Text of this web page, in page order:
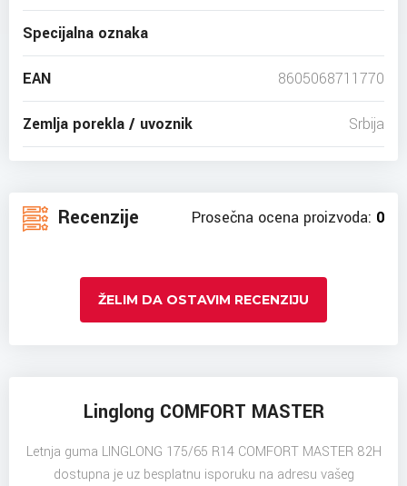
Specijalna oznaka
EAN 8605068711770
Zemlja porekla / uvoznik Srbija
Recenzije Prosečna ocena proizvoda: 0
ŽELIM DA OSTAVIM RECENZIJU
Linglong COMFORT MASTER
Letnja guma LINGLONG 175/65 R14 COMFORT MASTER 82H
dostupna je uz besplatnu isporuku na adresu vašeg